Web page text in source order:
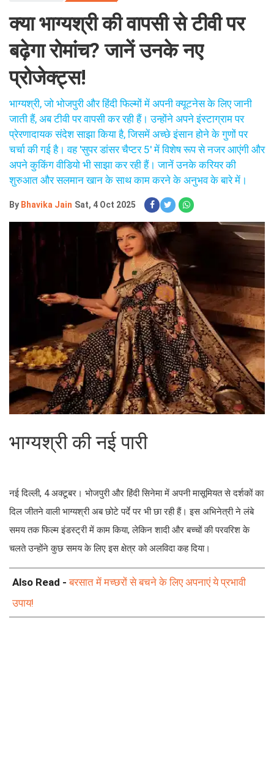
क्या भाग्यश्री की वापसी से टीवी पर
बढ़ेगा रोमांच? जानें उनके नए
प्रोजेक्ट्स!
भाग्यश्री, जो भोजपुरी और हिंदी फिल्मों में अपनी क्यूटनेस के लिए जानी
जाती हैं, अब टीवी पर वापसी कर रही हैं। उन्होंने अपने इंस्टाग्राम पर
प्रेरणादायक संदेश साझा किया है, जिसमें अच्छे इंसान होने के गुणों पर
चर्चा की गई है। वह 'सुपर डांसर चैप्टर 5' में विशेष रूप से नजर आएंगी और
अपने कुकिंग वीडियो भी साझा कर रही हैं। जानें उनके करियर की
शुरुआत और सलमान खान के साथ काम करने के अनुभव के बारे में।
By Bhavika Jain Sat, 4 Oct 2025
भाग्यश्री की नई पारी
नई दिल्ली, 4 अक्टूबर। भोजपुरी और हिंदी सिनेमा में अपनी मासूमियत से दर्शकों का
दिल जीतने वाली भाग्यश्री अब छोटे पर्दे पर भी छा रही हैं। इस अभिनेत्री ने लंबे
समय तक फिल्म इंडस्ट्री में काम किया, लेकिन शादी और बच्चों की परवरिश के
चलते उन्होंने कुछ समय के लिए इस क्षेत्र को अलविदा कह दिया।
Also Read -बरसात में मच्छरों से बचने के लिए अपनाएं ये प्रभावी
उपाय!